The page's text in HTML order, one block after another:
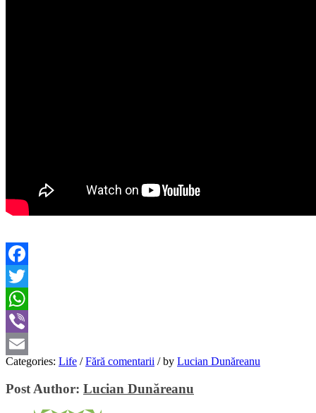
Facebook
Twitter
WhatsApp
Viber
Email
Categories: Life / Fără comentarii /by Lucian Dunăreanu
Post Author: Lucian Dunăreanu